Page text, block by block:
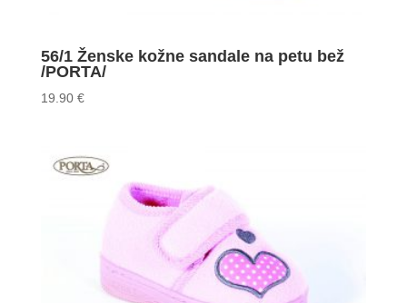
56/1 Ženske kožne sandale na petu bež
/PORTA/
19.90 €